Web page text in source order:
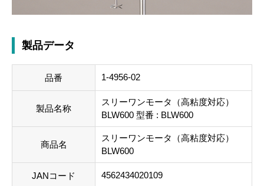
製品データ
品番 1-4956-02
製品名称
スリーワンモータ（高粘度対応）
BLW600 型番 : BLW600
商品名
スリーワンモータ（高粘度対応）
BLW600
JANコード 4562434020109